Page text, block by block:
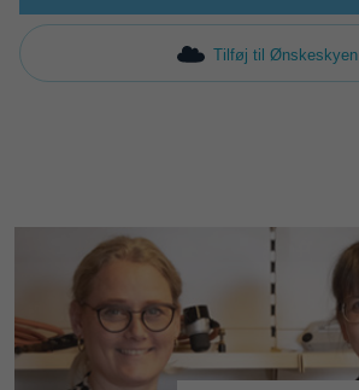
Tilføj til Ønskeskyen